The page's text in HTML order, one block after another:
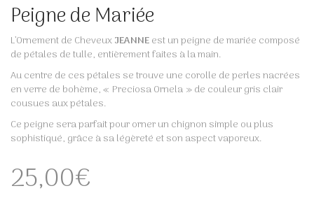
Peigne de Mariée
L’Ornement de CheveuxJEANNEest un peigne de mariée composé
de pétales de tulle, entièrement faites à la main.
Au centre de ces pétales se trouve une corolle de perles nacrées
en verre de bohème, « Preciosa Ornela » de couleur gris clair
cousues aux pétales.
Ce peigne sera parfait pour orner un chignon simple ou plus
sophistiqué, grâce à sa légèreté et son aspect vaporeux.
25,00€